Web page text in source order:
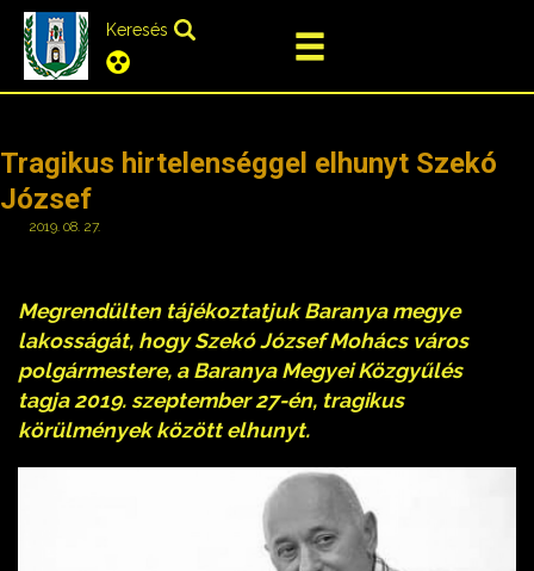
Keresés
Tragikus hirtelenséggel elhunyt Szekó
József
2019. 08. 27.
Megrendülten tájékoztatjuk Baranya megye
lakosságát, hogy Szekó József Mohács város
polgármestere, a Baranya Megyei Közgyűlés
tagja 2019. szeptember 27-én, tragikus
körülmények között elhunyt.